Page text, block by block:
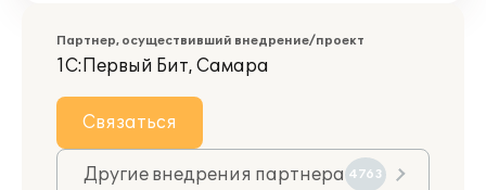
Партнер, осуществивший внедрение/проект
1С:Первый Бит, Самара
Связаться
Другие внедрения партнера 4763